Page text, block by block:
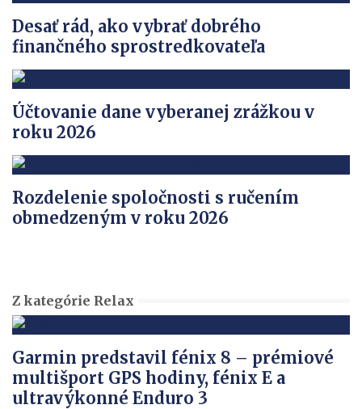
Desať rád, ako vybrať dobrého
finančného sprostredkovateľa
Účtovanie dane vyberanej zrážkou v
roku 2026
Rozdelenie spoločnosti s ručením
obmedzeným v roku 2026
Z kategórie Relax
Garmin predstavil fénix 8 – prémiové
multišport GPS hodiny, fénix E a
ultravýkonné Enduro 3